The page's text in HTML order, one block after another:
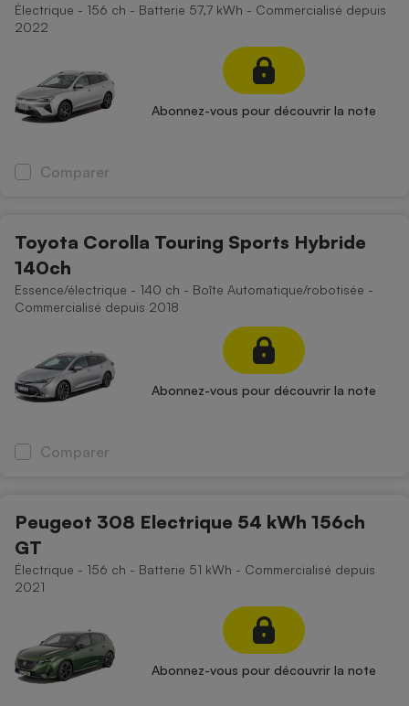
Électrique - 156 ch - Batterie 57,7 kWh - Commercialisé depuis
2022
Abonnez-vous pour découvrir la note
Comparer
Toyota Corolla Touring Sports Hybride
140ch
Essence/électrique - 140 ch - Boîte Automatique/robotisée -
Commercialisé depuis 2018
Abonnez-vous pour découvrir la note
Comparer
Peugeot 308 Electrique 54 kWh 156ch
GT
Électrique - 156 ch - Batterie 51 kWh - Commercialisé depuis
2021
Abonnez-vous pour découvrir la note